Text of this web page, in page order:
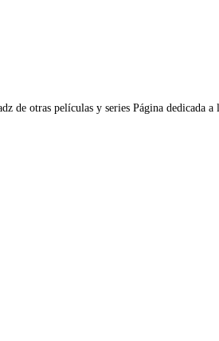
de otras películas y series Página dedicada